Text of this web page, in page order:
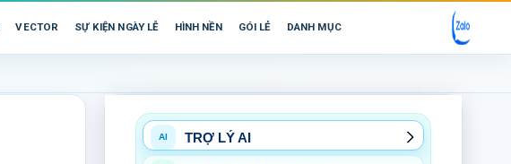
VECTOR SỰ KIỆN NGÀY LỄ HÌNH NỀN GÓI LẺ DANH MỤC
AI TRỢ LÝ AI